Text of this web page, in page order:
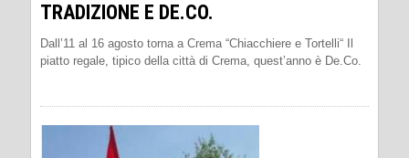
TRADIZIONE E DE.CO.
Dall’11 al 16 agosto torna a Crema “Chiacchiere e Tortelli“ Il
piatto regale, tipico della città di Crema, quest’anno è De.Co.